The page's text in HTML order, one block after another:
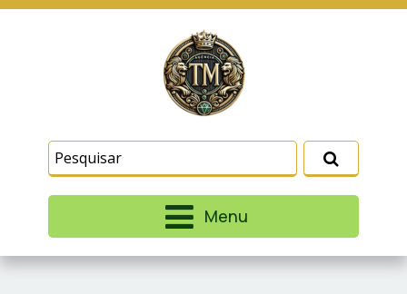
Menu
similares para lembrar e entender como você usa
nosso site, analisar seu uso de nossos produtos
e serviços, ajudar com nossos esforços de
marketing e fornecer conteúdo de terceiros. Leia
Termos e CondiçõesePolítica de